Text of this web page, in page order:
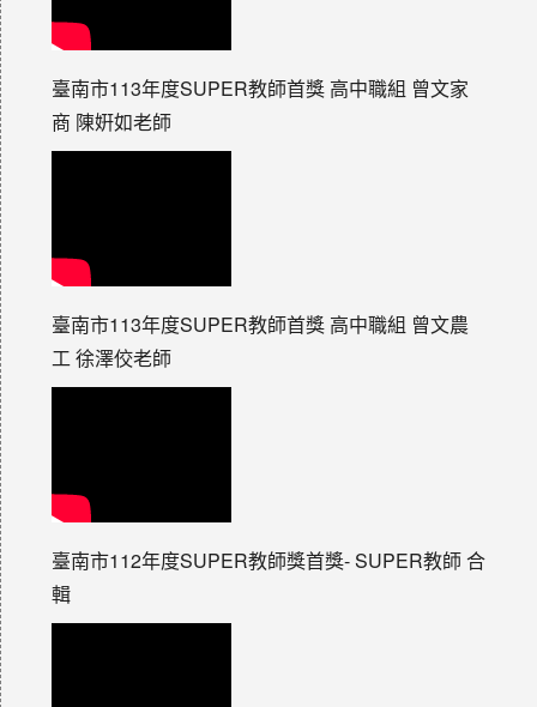
臺南市113年度SUPER教師首獎 高中職組 曾文家
商 陳姸如老師
臺南市113年度SUPER教師首獎 高中職組 曾文農
工 徐澤佼老師
臺南市112年度SUPER教師獎首獎- SUPER教師 合
輯